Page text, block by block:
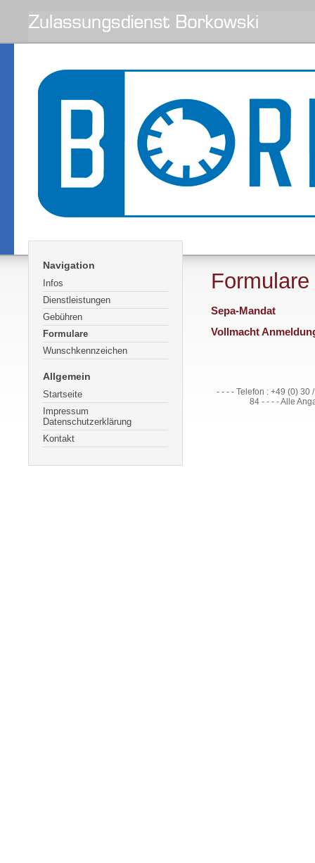
Navigation
Infos
Dienstleistungen
Gebühren
Formulare
Wunschkennzeichen
Allgemein
Startseite
Impressum
Datenschutzerklärung
Kontakt
Sepa-Mandat
Vollmacht
- - - - Telefon : +49 (0) 30
84 - - - - Alle